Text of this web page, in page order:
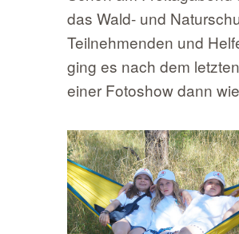
das Wald- und
Teilnehmenden und
ging es nach dem
einer Fotoshow dann